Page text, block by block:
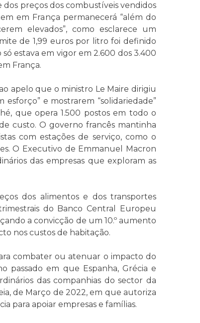
preços dos combustíveis vendidos
em França permanecerá “além do
elevados”, como esclarece um
de 1,99 euros por litro foi definido
estava em vigor em 2.600 dos 3.400
França.
apelo que o ministro Le Maire dirigiu
e mostrarem “solidariedade”
que opera 1.500 postos em todo o
custo. O governo francês mantinha
com estações de serviço, como o
O Executivo de Emmanuel Macron
das empresas que exploram as
dos alimentos e dos transportes
do Banco Central Europeu
a convicção de um 10.º aumento
nos custos de habitação.
combater ou atenuar o impacto do
passado em que Espanha, Grécia e
das companhias do sector da
de Março de 2022, em que autoriza
para apoiar empresas e famílias.